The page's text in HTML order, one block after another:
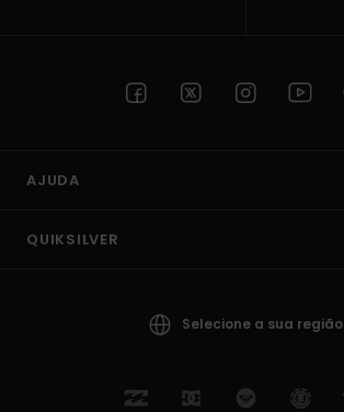
AJUDA
QUIKSILVER
Selecione a sua região